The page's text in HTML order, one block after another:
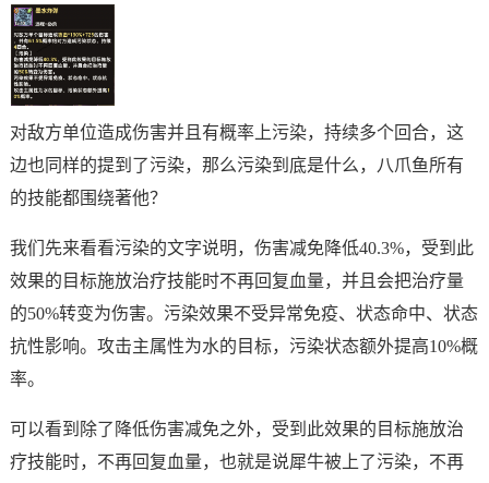
对敌方单位造成伤害并且有概率上污染，持续多个回合，这
边也同样的提到了污染，那么污染到底是什么，八爪鱼所有
的技能都围绕著他？
我们先来看看污染的文字说明，伤害减免降低40.3%，受到此
效果的目标施放治疗技能时不再回复血量，并且会把治疗量
的50%转变为伤害。污染效果不受异常免疫、状态命中、状态
抗性影响。攻击主属性为水的目标，污染状态额外提高10%概
率。
可以看到除了降低伤害减免之外，受到此效果的目标施放治
疗技能时，不再回复血量，也就是说犀牛被上了污染，不再